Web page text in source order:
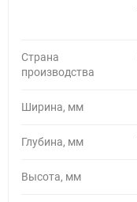
Страна
производства
Ширина, мм
Глубина, мм
Высота, мм